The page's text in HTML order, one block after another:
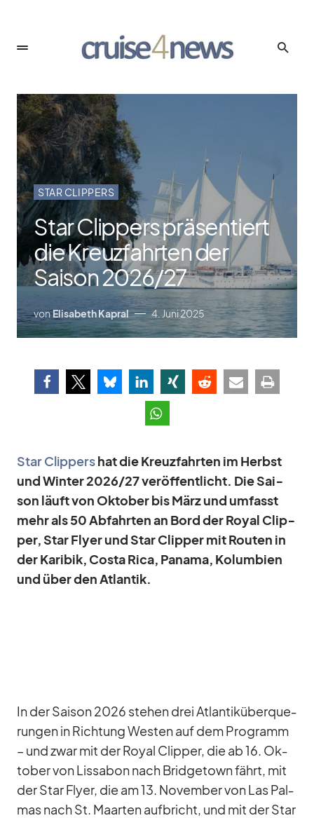
STAR CLIPPERS
Star Clippers präsentiert
die Kreuzfahrten der
Saison 2026/​27
von Elisabeth Kapral 4. Juni 2025
Star Clip­pershat die Kreuz­fahr­ten im Herbst
und Win­ter 2026/​27 ver­öf­fent­licht. Die Sai­
son läuft von Ok­to­ber bis März und um­fasst
mehr als 50 Ab­fahr­ten an Bord der Royal Clip­
per, Star Flyer und Star Clip­per mit Rou­ten in
der Ka­ri­bik, Costa Rica, Pa­nama, Ko­lum­bien
und über den At­lan­tik.
In der Sai­son 2026 ste­hen drei At­lan­tik­über­que­
run­gen in Rich­tung Wes­ten auf dem Pro­gramm
– und zwar mit der Royal Clip­per, die ab 16. Ok­
to­ber von Lis­sa­bon nach Bridge­town fährt, mit
der Star Flyer, die am 13. No­vem­ber von Las Pal­
mas nach St. Maar­ten auf­bricht, und mit der Star